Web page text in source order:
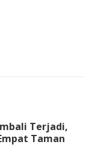
Terjadi,
Taman